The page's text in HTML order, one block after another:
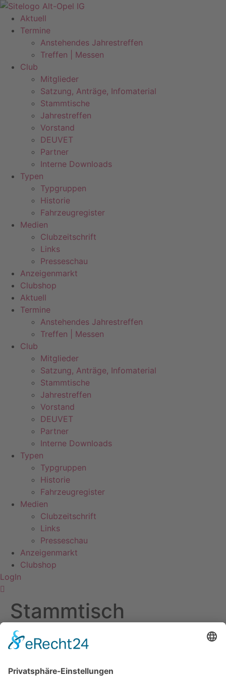
Zum
Inhalt
springen
Aktuell
Termine
Anstehendes Jahrestreffen
Treffen | Messen
Club
Mitglieder
Satzung, Anträge, Infomaterial
Stammtische
Jahrestreffen
Vorstand
DEUVET
Partner
Interne Downloads
Typen
Typgruppen
Historie
Fahrzeugregister
Medien
Clubzeitschrift
Links
Presseschau
Anzeigenmarkt
Clubshop
Aktuell
Termine
Anstehendes Jahrestreffen
Treffen | Messen
Club
Mitglieder
Satzung, Anträge, Infomaterial
Stammtische
Jahrestreffen
Vorstand
DEUVET
Partner
Interne Downloads
Typen
Typgruppen
Historie
Fahrzeugregister
Medien
Clubzeitschrift
Links
Presseschau
Anzeigenmarkt
Clubshop
LogIn
Stammtisch
Rheinland-Koblenz
Impressum